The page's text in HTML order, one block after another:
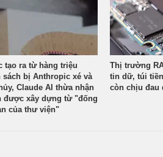
tạo ra từ hàng triệu
sách bị Anthropic xé và
Claude AI thừa nhận
được xây dựng từ "đống
của thư viện"
Thị trường
tin dữ, túi
còn chịu đau